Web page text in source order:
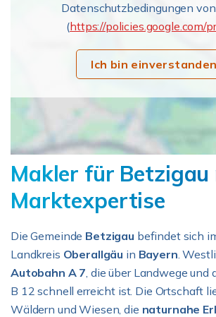
Datenschutzbedingungen
(https://policies.google.com/
Ich bin einverstanden
Makler für
Marktexpertise
Die Gemeinde Betzigau befindet sich
Landkreis Oberallgäu in Bayern.
Autobahn A 7, die über Landwege und
B 12 schnell erreicht ist. Die Ortschaft
Wäldern und Wiesen, die naturnahe